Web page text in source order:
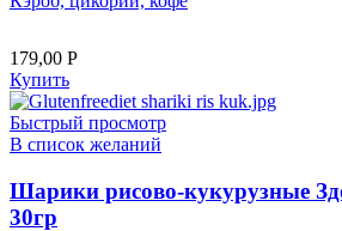
179,00 Р
Купить
Быстрый просмотр
В список желаний
Шарики рисово-кукурузные
30гр